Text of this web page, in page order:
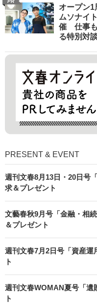
PR
オープン1
ムソナイ
催 仕事も
る特別対
PRESENT & EVENT
週刊文春8月13日・20日号
求＆プレゼント
文藝春秋9月号「金融・相
＆プレゼント
週刊文春7月2日号「資産
ト
週刊文春WOMAN夏号「遺
ト